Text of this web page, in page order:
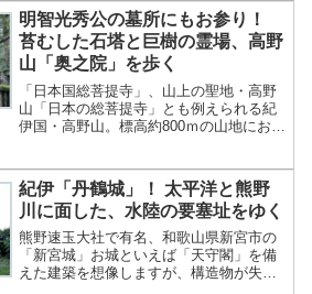
っぱ難しそう」と先延ばしにしていた能
楽。ところが、在所のすぐ近くの町で格
安の能楽公演があったのです。これはチ
ャンス！とばかりに、人生初の能楽チケ
ットを購入したのでした。吉野・大淀町
は能楽の聖地その公演が行われたのは奈
良県吉野郡の「大淀町」。………………
～続きを読む～
明智光秀公の墓所にもお参り！
苔むした石塔と巨樹の霊場、高野
山「奥之院」を歩く
「日本国総菩提寺」、山上の聖地・高野
山「日本の総菩提寺」とも例えられる紀
伊国・高野山。標高約800ｍの山地におよ
た真言密教の総本山として知られていま
す。 その中でも、空海がいまだ禅定を続
けているという信仰のある「御廟」と、
その参道沿いに約20万基もの石塔や供養
塔が建ち並ぶ「奥之院」。ここが高野山
の信仰の中枢といっても過言ではありま
せん。苔むし………………～続きを読む
紀伊「丹鶴城」！ 太平洋と熊野
川に面した、水陸の要塞址をゆく
熊野速玉大社で有名、和歌山県新宮市の
「新宮城」お城といえば「天守閣」を備
えた建築を想像しますが、構造物が失わ